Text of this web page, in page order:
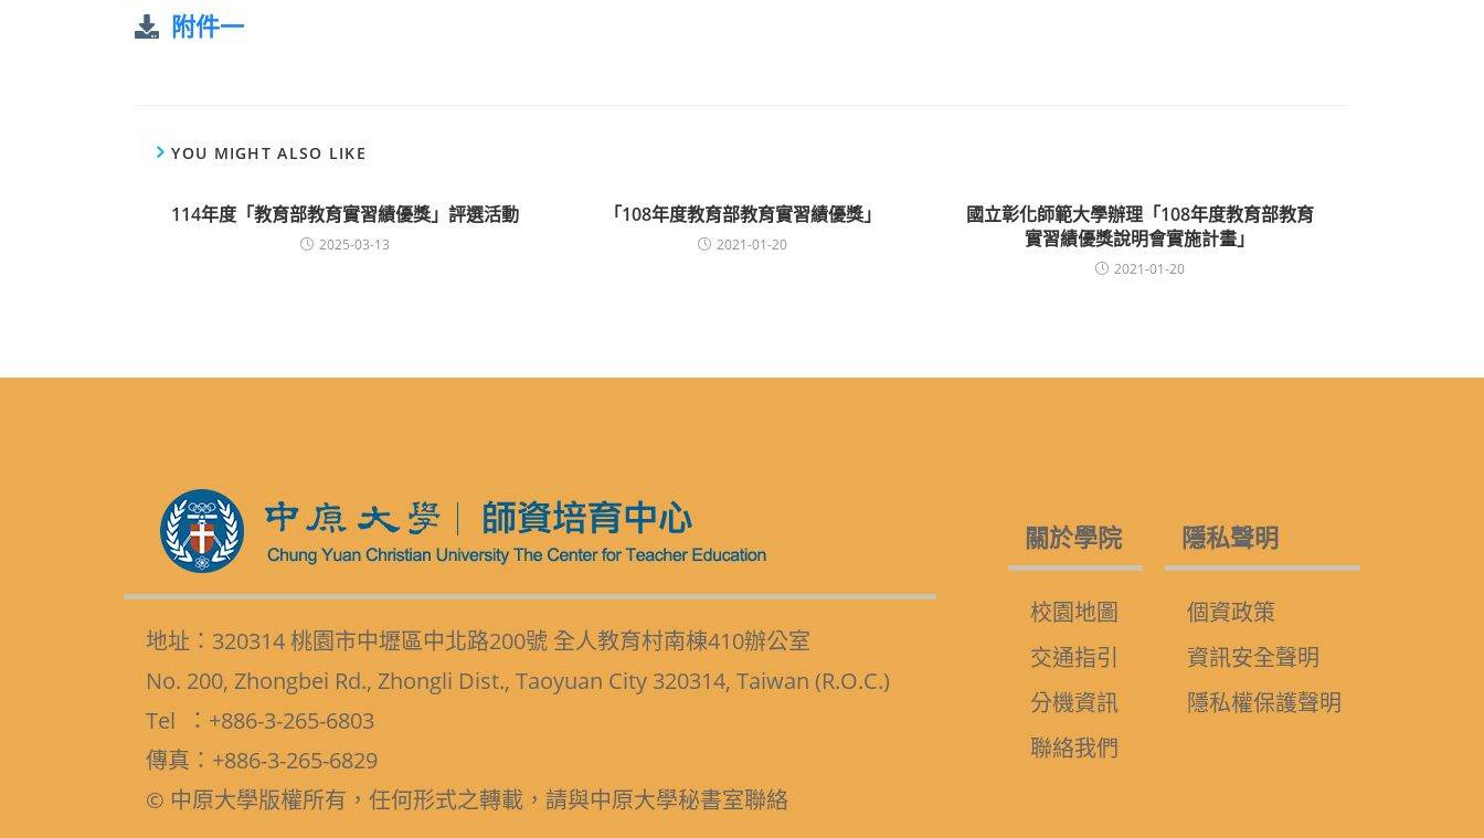
附件一
YOU MIGHT ALSO LIKE
114年度「教育部教育實習績優獎」評選活動
2025-03-13
「108年度教育部教育實習績優獎」
2021-01-20
國立彰化師範大學辦理「108年度教育部教育
實習績優獎說明會實施計畫」
2021-01-20
地址：320314 桃園市中壢區中北路200號 全人教育村南棟410辦公室
No. 200, Zhongbei Rd., Zhongli Dist., Taoyuan City 320314, Taiwan (R.O.C.)
Tel ：+886-3-265-6803
傳真：+886-3-265-6829
© 中原大學版權所有，任何形式之轉載，請與中原大學秘書室聯絡
關於學院
校園地圖
交通指引
分機資訊
聯絡我們
隱私聲明
個資政策
資訊安全聲明
隱私權保護聲明